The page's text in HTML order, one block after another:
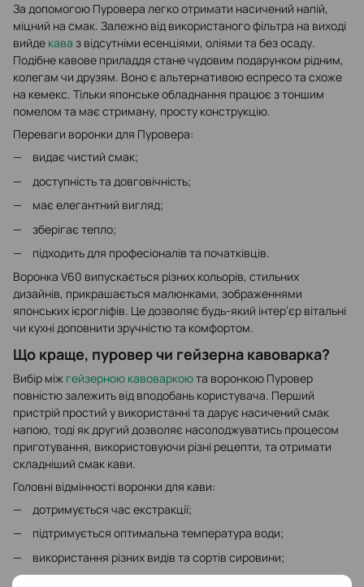
За допомогою Пуровера легко отримати насичений напій,
міцний на смак. Залежно від використаного фільтра на виході
вийде кава з відсутніми есенціями, оліями та без осаду.
Подібне кавове приладдя стане чудовим подарунком рідним,
колегам чи друзям. Воно є альтернативою еспресо та схоже
на кемекс. Тільки японське обладнання працює з тоншим
помелом та має стриману, просту конструкцію.
Переваги воронки для Пуровера:
видає чистий смак;
доступність та довговічність;
має елегантний вигляд;
зберігає тепло;
підходить для професіоналів та початківців.
Воронка V60 випускається різних кольорів, стильних
дизайнів, прикрашається малюнками, зображеннями
японських ієрогліфів. Це дозволяє будь-який інтер’єр вітальні
чи кухні доповнити зручністю та комфортом.
Що краще, пуровер чи гейзерна кавоварка?
Вибір між гейзерною кавоваркоюта воронкою Пуровер
повністю залежить від вподобань користувача. Перший
пристрій простий у використанні та дарує насичений смак
напою, тоді як другий дозволяє насолоджуватись процесом
приготування, використовуючи різні рецепти, та отримати
складніший смак кави.
Головні відмінності воронки для кави:
дотримується час екстракції;
підтримується оптимальна температура води;
використання різних видів та сортів сировини;